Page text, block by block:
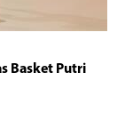
Basket Putri